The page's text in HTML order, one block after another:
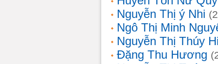
Nguyễn Thị ý Nhi
Ngô Thị Minh
Nguyễn Thị Thúy
Đặng Thu Hương